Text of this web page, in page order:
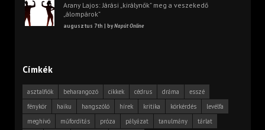
Arany Lajos: Járási „királynők” meg a veszekedő
„álompárok”
augusztus 7th | byNapút Online
Címkék
asztalfiók beharangozó cikkek cédrus dráma
esszé
fénykör
haiku hangszóló hírek kritika körkérdés
levélfa
meghívó
műfordítás próza pályázat tanulmány
tárlat